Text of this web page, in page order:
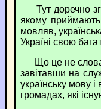
Тут доречно
якому
мовляв,
Україні свою
Що це не слова,
завітавши на
українську мову
громадах, які